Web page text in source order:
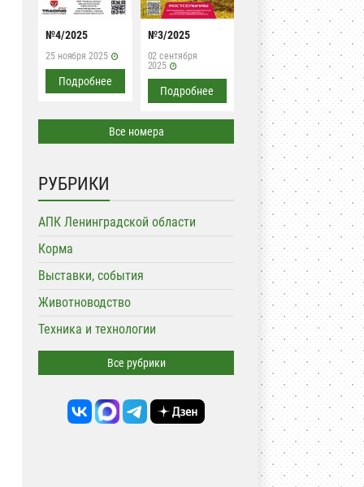
№4/2025
25 ноября 2025
Подробнее
№3/2025
02 сентября
2025
Подробнее
Все номера
РУБРИКИ
АПК Ленинградской области
Корма
Выставки, события
Животноводство
Техника и технологии
Все рубрики